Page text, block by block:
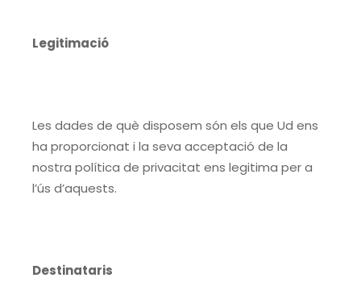
Legitimació
Les dades de què disposem són els que Ud ens
ha proporcionat i la seva acceptació de la
nostra política de privacitat ens legitima per a
l’ús d’aquests.
Destinataris